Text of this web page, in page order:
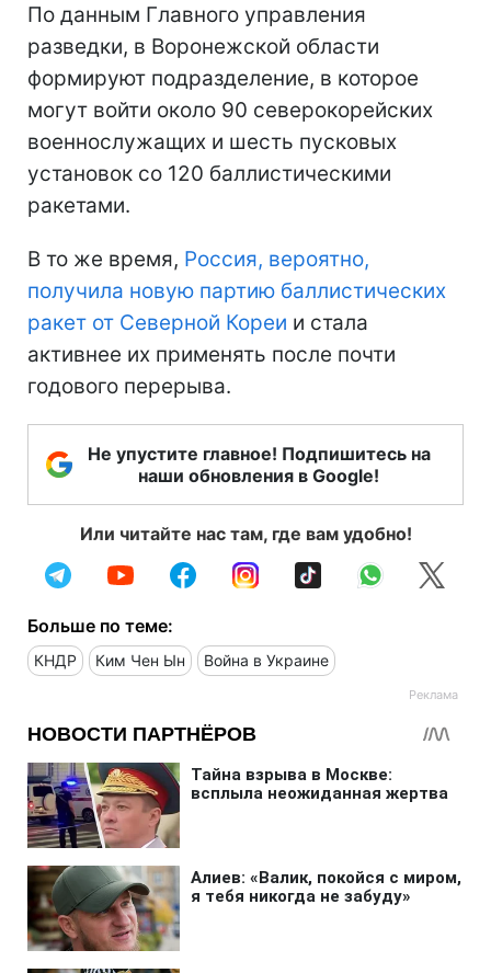
По данным Главного управления
разведки, в Воронежской области
формируют подразделение, в которое
могут войти около 90 северокорейских
военнослужащих и шесть пусковых
установок со 120 баллистическими
ракетами.
В то же время, Россия, вероятно,
получила новую партию баллистических
ракет от Северной Кореи и стала
активнее их применять после почти
годового перерыва.
Не упустите главное! Подпишитесь на
наши обновления в Google!
Или читайте нас там, где вам удобно!
Больше по теме:
КНДР Ким Чен Ын Война в Украине